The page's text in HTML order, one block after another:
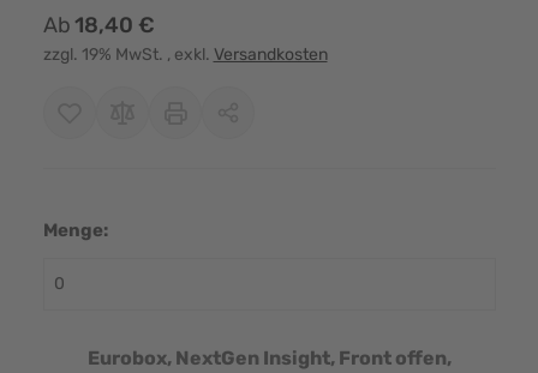
Ab18,40 €
zzgl. 19% MwSt. , exkl. Versandkosten
Menge:
Eurobox, NextGen Insight, Front offen,